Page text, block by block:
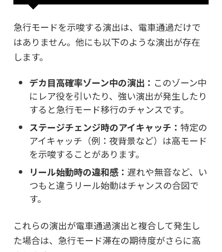
急行モードを示唆する演出は、電車通過だけで
はありません。他にも以下のような演出が存在
します。
デカ目高確率ゾーン中の演出： このゾーン中
にレア役を引いたり、強い演出が発生したり
すると急行モード移行のチャンスです。
ステージチェンジ時のアイキャッチ： 特定の
アイキャッチ（例：夜背景など）は高モード
を示唆することがあります。
リール始動時の違和感： 遅れや無音など、い
つもと違うリール始動はチャンスの合図で
す。
これらの演出が電車通過演出と複合して発生し
た場合は、急行モード滞在の期待度がさらに高